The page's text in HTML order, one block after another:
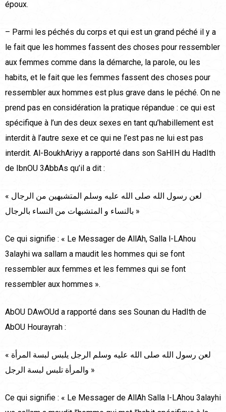
époux.
– Parmi les péchés du corps et qui est un grand péché il y a
le fait que les hommes fassent des choses pour ressembler
aux femmes comme dans la démarche, la parole, ou les
habits, et le fait que les femmes fassent des choses pour
ressembler aux hommes est plus grave dans le péché. On ne
prend pas en considération la pratique répandue : ce qui est
spécifique à l’un des deux sexes en tant qu’habillement est
interdit à l’autre sexe et ce qui ne l’est pas ne lui est pas
interdit. Al-BoukhAriyy a rapporté dans son SaHIH du HadIth
de IbnOU 3AbbAs qu’il a dit :
« لعن رسول الله صلى الله عليه وسلم المتشبهين من الرجال
بالنساء و المتشبهات من النساء بالرجال »
Ce qui signifie : « Le Messager de AllAh, Salla l-LAhou
3alayhi wa sallam a maudit les hommes qui se font
ressembler aux femmes et les femmes qui se font
ressembler aux hommes ».
AbOU DAwOUd a rapporté dans ses Sounan du HadIth de
AbOU Hourayrah :
« لعن رسول الله صلى الله عليه وسلم الرجل يلبس لبسة المرأة
والمرأة تلبس لبسة الرجل »
Ce qui signifie : « Le Messager de AllAh Salla l-LAhou 3alayhi